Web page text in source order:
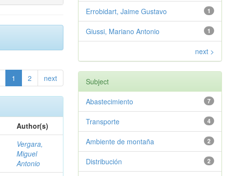
1 2 next
Author(s)
Vergara,
Miguel
Antonio
1
Errobidart, Jaime Gustavo
1
Giussi, Mariano Antonio
next >
Subject
7
Abastecimiento
4
Transporte
2
Ambiente de montaña
2
Distribución